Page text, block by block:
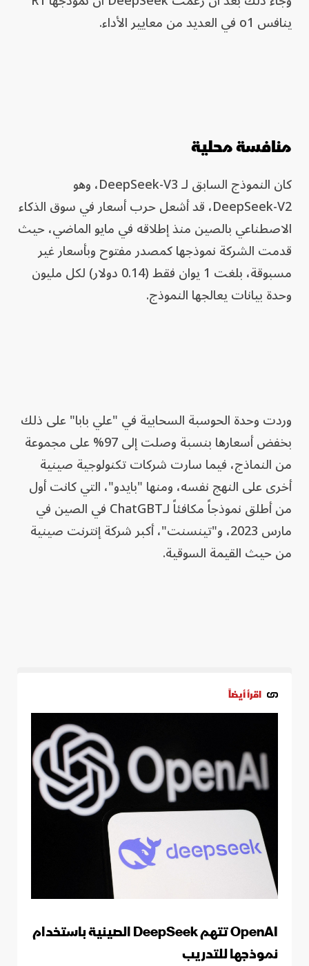
ينافس o1 في العديد من معايير الأداء.
منافسة محلية
كان النموذج السابق لـ DeepSeek-V3، وهو
DeepSeek-V2، قد أشعل حرب أسعار في سوق الذكاء
الاصطناعي بالصين منذ إطلاقه في مايو الماضي، حيث
قدمت الشركة نموذجها كمصدر مفتوح وبأسعار غير
مسبوقة، بلغت 1 يوان فقط (0.14 دولار) لكل مليون
وحدة بيانات يعالجها النموذج.
وردت وحدة الحوسبة السحابية في "علي بابا" على ذلك
بخفض أسعارها بنسبة وصلت إلى 97% على مجموعة
من النماذج، فيما سارت شركات تكنولوجية صينية
أخرى على النهج نفسه، ومنها "بايدو"، التي كانت أول
من أطلق نموذجاً مكافئاً لـChatGBT في الصين في
مارس 2023، و"تينسنت"، أكبر شركة إنترنت صينية
من حيث القيمة السوقية.
اقرأ أيضاً
OpenAI تتهم DeepSeek الصينية باستخدام
نموذجها للتدريب